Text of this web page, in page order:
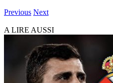
Previous Next
A LIRE AUSSI